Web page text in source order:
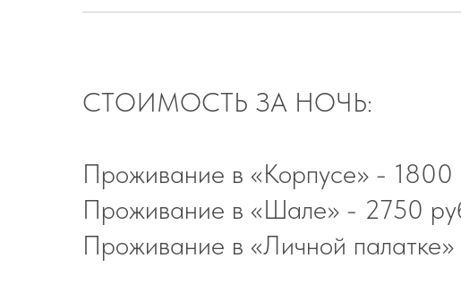
СТОИМОСТЬ ЗА НОЧЬ:
Проживание в «Корпусе» - 1800
Проживание в «Шале» - 2750
Проживание в «Личной